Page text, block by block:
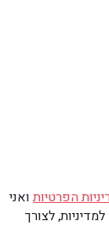
הפרטיותואני
לצורך